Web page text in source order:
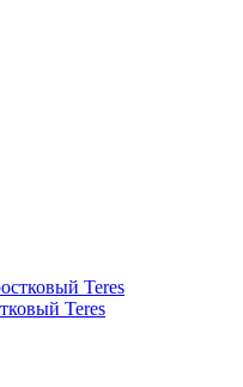
Teres